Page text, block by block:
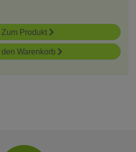
Zum Produkt
den Warenkorb